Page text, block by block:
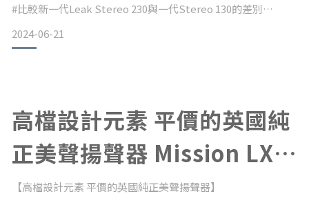
#比較新一代Leak Stereo 230與一代Stereo 130的差別
英國老牌Leak，在1979年時銷聲匿跡成為當時的「昔日記
憶」，事隔40多年後，IAG集團將其翻找、重塑往日記憶，使
Leak這個品牌能夠浴火重生。與此同時，在第一代 Stereo 130
綜合擴大機擴 和 CDT CD 播放機推出廣受好評後，二代的
2024-06-21
高檔設計元素 平價的英國純
正美聲揚聲器 Mission LX
2+ 配上 Mission 778X 綜合
【高檔設計元素 平價的英國純正美聲揚聲器】